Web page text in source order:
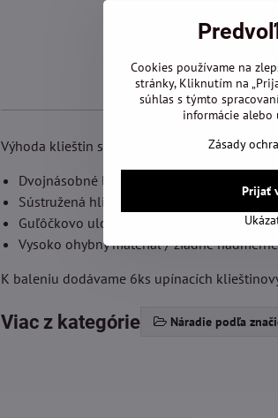
Výhoda klieštin spočíva v pevnejšom
Dvojnásobné ložiskové uloženie umožňuje
Sústružená hliníková rukoväť s oceľovým
Guľôčkovo uložený koniec stopky.
Vysoko ohybný materiál / žiadne
K baleniu dodávame 6ks upínacích
Viac z kategórie Náradie podľa
Cookies používame na
stránky, Kliknutím na
súhlas s týmto
informácie alebo
Zásady
Prijať